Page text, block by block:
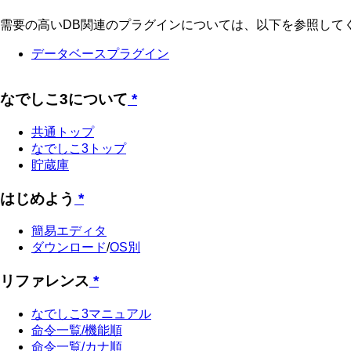
需要の高いDB関連のプラグインについては、以下を参照して
データベースプラグイン
なでしこ3について *
共通トップ
なでしこ3トップ
貯蔵庫
はじめよう *
簡易エディタ
ダウンロード/OS別
リファレンス *
なでしこ3マニュアル
命令一覧/機能順
命令一覧/カナ順